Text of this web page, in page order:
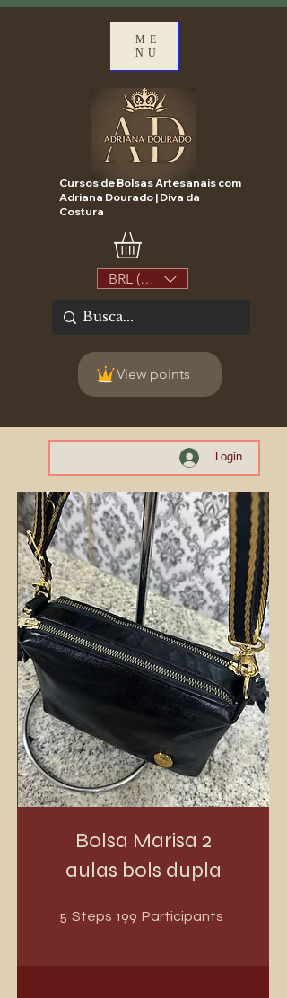
ME
NU
Cursos de Bolsas Artesanais com
Adriana Dourado | Diva da
Costura
BRL (R$)
View points
Login
Bolsa Marisa 2
aulas bols dupla
5 Steps 5 Steps
199 Participants